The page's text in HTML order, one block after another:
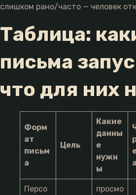
слишком рано/часто — человек
Таблица:
письма
что для них
Форм
ат
письм
а
Цель
Какие
данны
е
нужн
ы
Персо
просмо